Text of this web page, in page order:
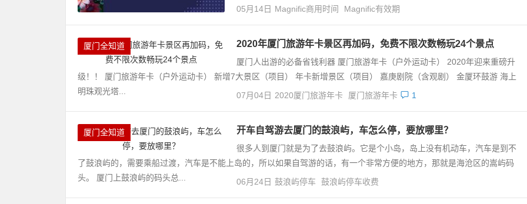
05月14日 Magnific商用时间 Magnific有效期
厦门全知道 2020年厦门旅游年卡景区再加码，免费不限次数畅玩24个景点
厦门人出游的必备省钱利器 厦门旅游年卡（户外运动卡） 2020年迎来重磅升
级！！ 厦门旅游年卡（户外运动卡） 新增7大景区（项目） 年卡新增景区（项目） 嘉庚剧院（含观剧） 金厦环鼓游 海上
明珠观光塔...
07月04日 2020厦门旅游年卡 厦门旅游年卡 1
厦门全知道 开车自驾游去厦门的鼓浪屿，车怎么停，要放哪里？
很多人到厦门就是为了去鼓浪屿。它是个小岛，岛上没有机动车，汽车是到不
了鼓浪屿的，需要乘船过渡，汽车是不能上岛的，所以如果自驾游的话，有一个非常方便的地方，那就是海沧区的嵩屿码
头。 厦门上鼓浪屿的码头总...
06月24日 鼓浪屿停车 鼓浪屿停车收费